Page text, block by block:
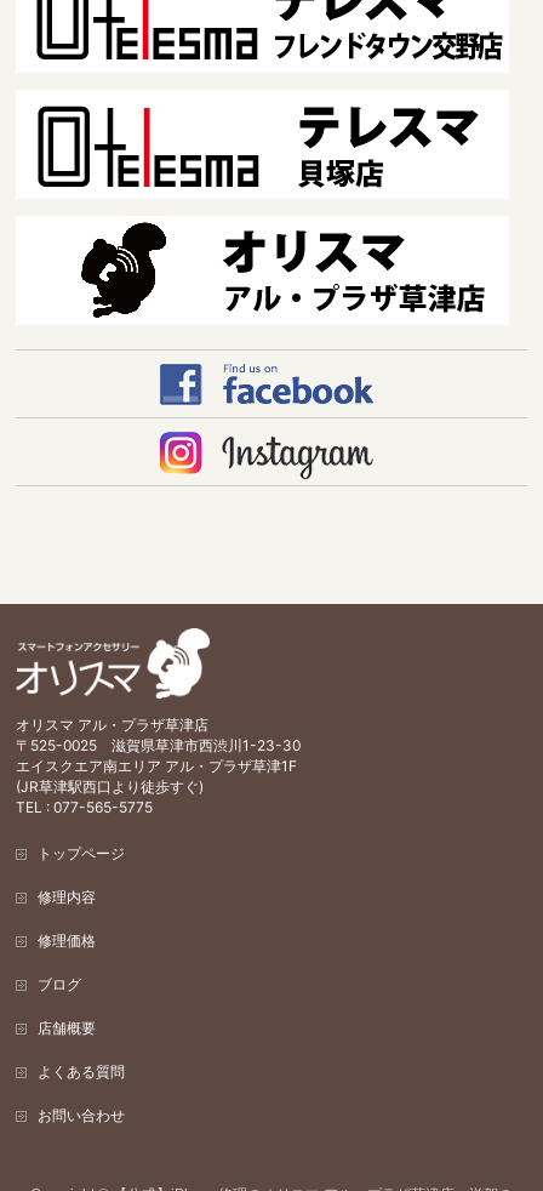
オリスマ アル・プラザ草津店
〒525-0025 滋賀県草津市西渋川1-23-30
エイスクエア南エリア アル・プラザ草津1F
(JR草津駅西口より徒歩すぐ)
TEL : 077-565-5775
トップページ
修理内容
修理価格
ブログ
店舗概要
よくある質問
お問い合わせ